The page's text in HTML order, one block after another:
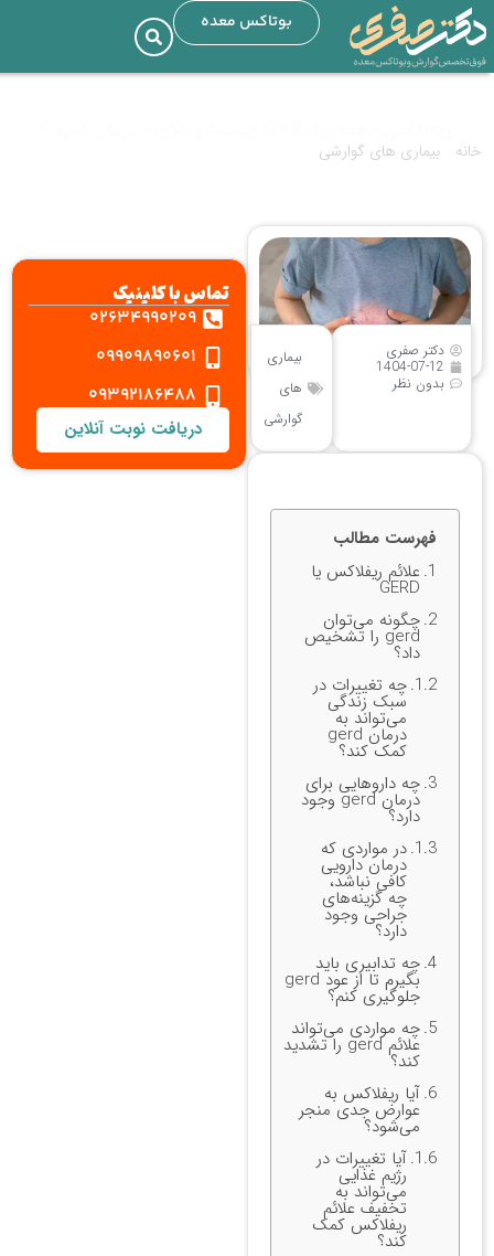
بوتاکس معده
خانه »بیماری های گوارشی
دکتر صفری
1404-07-12
بدون نظر
بیماری
های
گوارشی
فهرست مطالب
علائم ریفلاکس یا
GERD
چگونه می‌توان
gerd را تشخیص
داد؟
چه تغییرات در
سبک زندگی
می‌تواند به
درمان gerd
کمک کند؟
چه داروهایی برای
درمان gerd وجود
دارد؟
در مواردی که
درمان دارویی
کافی نباشد،
چه گزینه‌های
جراحی وجود
دارد؟
چه تدابیری باید
بگیرم تا از عود gerd
جلوگیری کنم؟
چه مواردی می‌تواند
علائم gerd را تشدید
کند؟
آیا ریفلاکس به
عوارض جدی منجر
می‌شود؟
آیا تغییرات در
رژیم غذایی
می‌تواند به
تخفیف علائم
ریفلاکس کمک
کند؟
تماس با کلینیک
02634990209
09909890601
09392186488
دریافت نوبت آنلاین